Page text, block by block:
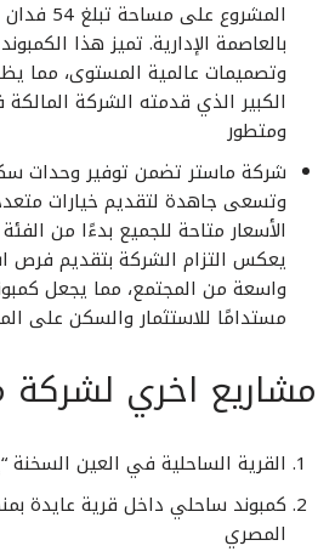
المشروع
بالعاصمة الإدارية. تميز هذا
وتصميمات عالمية المستوى، مما
الكبير الذي قدمته الشركة
ومتطور
شركة ماستر تضمن توفير وحدات
وتسعى جاهدة لتقديم خيارات
الأسعار متاحة للجميع بدءًا من
يعكس التزام الشركة بتقديم فرص
واسعة من المجتمع، مما يجعل
مستدامًا للاستثمار والسكن على
مشاريع اخري لشركة
القرية الساحلية في العين السخنة
كمبوند ساحلي داخل قرية عايدة
المصري